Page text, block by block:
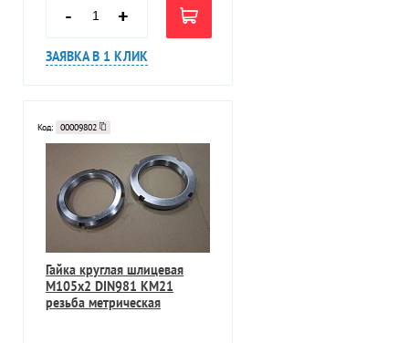
- +
ЗАЯВКА В 1 КЛИК
Код: 00009802
Гайка круглая шлицевая
М105х2 DIN981 КМ21
резьба метрическая